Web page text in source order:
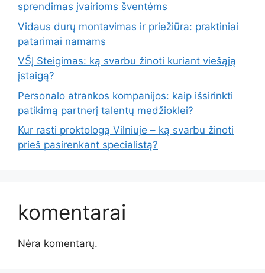
sprendimas įvairioms šventėms
Vidaus durų montavimas ir priežiūra: praktiniai
patarimai namams
VŠĮ Steigimas: ką svarbu žinoti kuriant viešąją
įstaigą?
Personalo atrankos kompanijos: kaip išsirinkti
patikimą partnerį talentų medžioklei?
Kur rasti proktologą Vilniuje – ką svarbu žinoti
prieš pasirenkant specialistą?
komentarai
Nėra komentarų.